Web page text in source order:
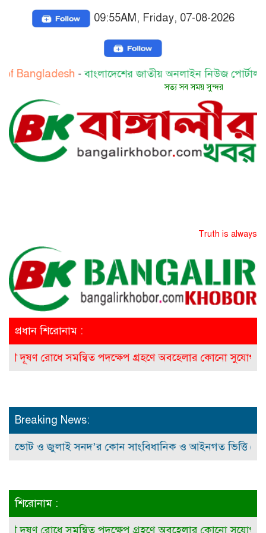
09:55AM, Friday, 07-08-2026
- বাংলাদেশের জাতীয় অনলাইন নিউজ পোর্টাল-
সত্য সব সময় সুন্দর
Truth is always beautiful
প্রধান শিরোনাম :
রোধে সমন্বিত পদক্ষেপ গ্রহণে অবহেলার কোনো সুযোগ নেই :
Breaking News:
ও জুলাই সনদ’র কোন সাংবিধানিক ও আইনগত ভিত্তি নেই: ম.ম.
শিরোনাম :
রোধে সমন্বিত পদক্ষেপ গ্রহণে অবহেলার কোনো সুযোগ নেই :